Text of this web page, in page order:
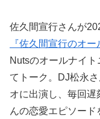
佐久間宣行さんが
『佐久間宣行のオ
Nutsのオールナイ
てトーク。DJ松永
オに出演し、毎回遅
んの恋愛エピソー